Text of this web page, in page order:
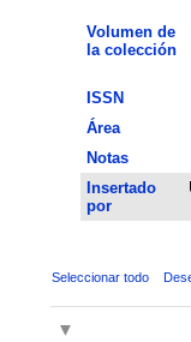
Volumen de
la colección
ISSN
Área
Notas
Insertado
por
Seleccionar todo